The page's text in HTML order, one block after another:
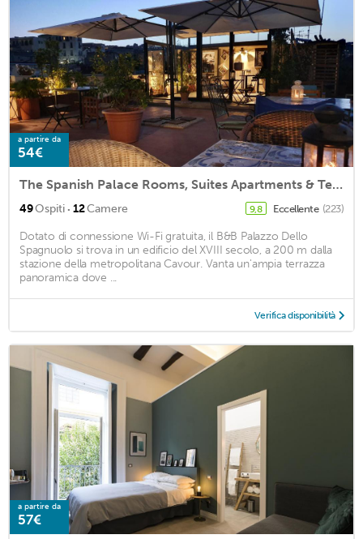
a partire da
54€
The Spanish Palace Rooms, Suites Apartments & Terraces
49Ospiti · 12Camere 9,8 Eccellente (223)
Dotato di connessione Wi-Fi gratuita, il B&B Palazzo Dello
Spagnuolo si trova in un edificio del XVIII secolo, a 200 m dalla
stazione della metropolitana Cavour. Vanta un'ampia terrazza
panoramica dove ...
Verifica disponibilità
a partire da
57€